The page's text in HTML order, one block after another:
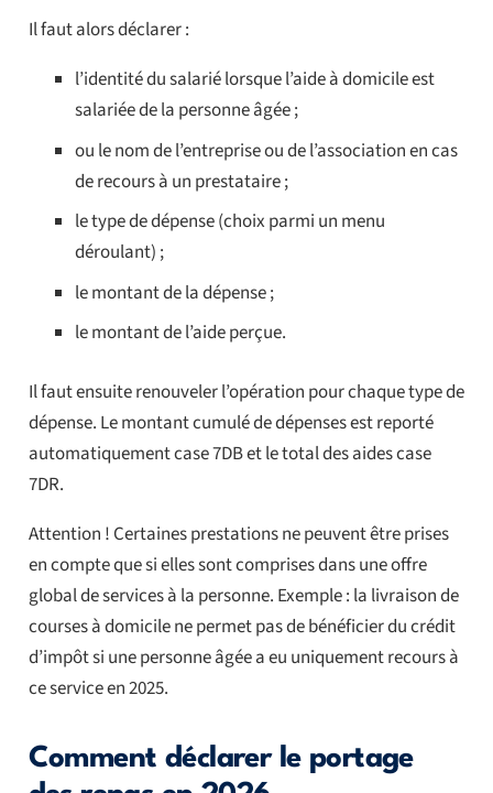
Il faut alors déclarer :
l’identité du salarié lorsque l’aide à domicile est
salariée de la personne âgée ;
ou le nom de l’entreprise ou de l’association en cas
de recours à un prestataire ;
le type de dépense (choix parmi un menu
déroulant) ;
le montant de la dépense ;
le montant de l’aide perçue.
Il faut ensuite renouveler l’opération pour chaque type de
dépense. Le montant cumulé de dépenses est reporté
automatiquement case 7DB et le total des aides case
7DR.
Attention ! Certaines prestations ne peuvent être prises
en compte que si elles sont comprises dans une offre
global de services à la personne. Exemple : la livraison de
courses à domicile ne permet pas de bénéficier du crédit
d’impôt si une personne âgée a eu uniquement recours à
ce service en 2025.
Comment déclarer le portage